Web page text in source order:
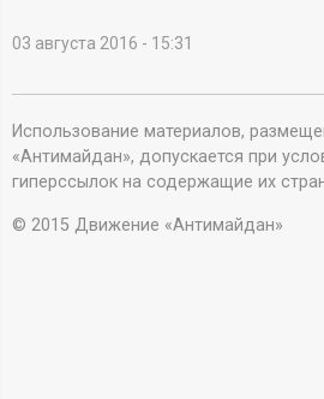
и
н
ф
о
03 августа 2016 - 15:31
Использование материалов,
«Антимайдан», допускается при
гиперссылок на содержащие их
© 2015 Движение «Антимайдан»